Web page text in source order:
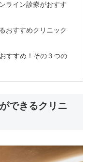
ライン診療がおすす
おすすめクリニック
すすめ！その３つの
できるクリニ